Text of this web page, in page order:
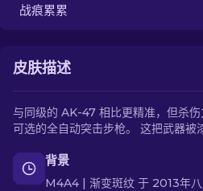
战痕累累
皮肤描述
与同级的 AK-47 相比更精准，但杀
可选的全自动突击步枪。 这把武器被
背景
M4A4 | 渐变斑纹 于 2013年